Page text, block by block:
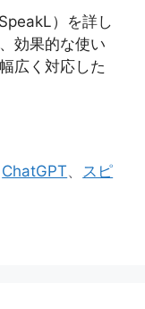
）を詳し
効果的な使い
広く対応した
ChatGPT、 スピ